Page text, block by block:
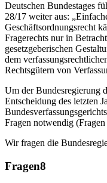
Deutschen Bundestages
28/17 weiter aus:
Geschäftsordnungsrecht
Fragerechts nur in
gesetzgeberischen
dem
Rechtsgütern von
Um der Bundesregierung
Entscheidung des letzten
Fragen notwendig
Wir fragen die
Fragen8